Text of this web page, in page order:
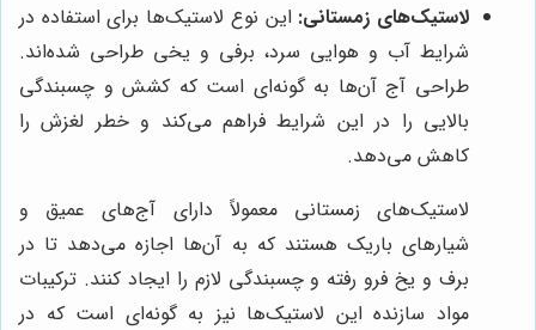
لاستیک‌های زمستانی: این نوع لاستیک‌ها برای استفاده در
شرایط آب و هوایی سرد، برفی و یخی طراحی شده‌اند.
طراحی آج آن‌ها به گونه‌ای است که کشش و چسبندگی
بالایی را در این شرایط فراهم می‌کند و خطر لغزش را
کاهش می‌دهد.
لاستیک‌های زمستانی معمولاً دارای آج‌های عمیق و
شیارهای باریک هستند که به آن‌ها اجازه می‌دهد تا در
برف و یخ فرو رفته و چسبندگی لازم را ایجاد کنند. ترکیبات
مواد سازنده این لاستیک‌ها نیز به گونه‌ای است که در